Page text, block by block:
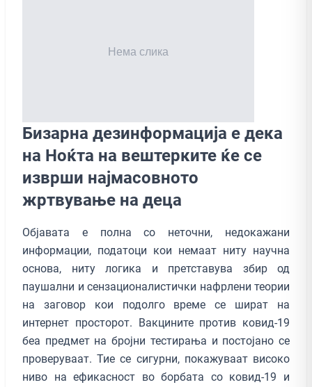
Бизарна дезинформација е дека
на Ноќта на вештерките ќе се
изврши најмасовното
жртвување на деца
Објавата е полна со неточни, недокажани
информации, податоци кои немаат ниту научна
основа, ниту логика и претставува збир од
паушални и сензационалистички нафрлени теории
на заговор кои подолго време се шират на
интернет просторот. Вакцините против ковид-19
беа предмет на бројни тестирања и постојано се
проверуваат. Тие се сигурни, покажуваат високо
ниво на ефикасност во борбата со ковид-19 и